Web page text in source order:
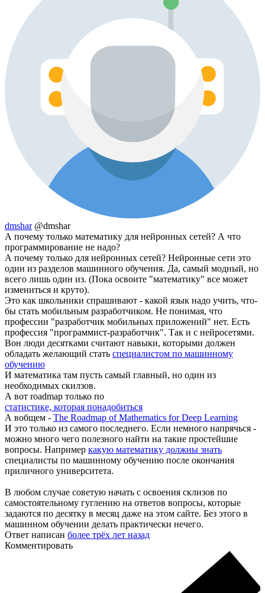
dmshar @dmshar
А почему только математику для нейронных сетей? А что
программирование не надо?
А почему только для нейронных сетей? Нейронные сети это
один из разделов машинного обучения. Да, самый модный, но
всего лишь один из. (Пока освоите "математику" все может
измениться и круто).
Это как школьники спрашивают - какой язык надо учить, что-
бы стать мобильным разработчиком. Не понимая, что
профессии "разработчик мобильных приложений" нет. Есть
профессия "программист-разработчик". Так и с нейросетями.
Вон люди десятками считают навыки, которыми должен
обладать желающий стать специалистом по машинному
обучению
И математика там пусть самый главный, но один из
необходимых скилзов.
А вот roadmap только по
статистике, которая понадобиться
А вобщем - The Roadmap of Mathematics for Deep Learning
И это только из самого последнего. Если немного напрячься -
можно много чего полезного найти на такие простейшие
вопросы. Например какую математику должны знать
специалисты по машинному обучению после окончания
приличного университета.
В любом случае советую начать с освоения склизов по
самостоятельному гуглению на ответов вопросы, которые
задаются по десятку в месяц даже на этом сайте. Без этого в
машинном обучении делать практически нечего.
Ответ написан более трёх лет назад
Комментировать